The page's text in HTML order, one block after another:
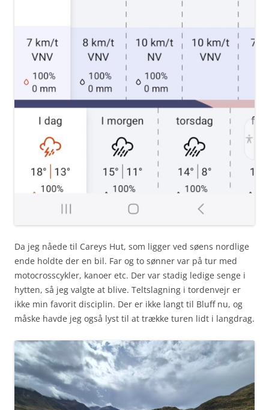
Da jeg nåede til Careys Hut, som ligger ved søens nordlige
ende holdte der en bil. Far og to sønner var på tur med
motocrosscykler, kanoer etc. Der var stadig ledige senge i
hytten, så jeg valgte at blive. Teltslagning i tordenvejr er
ikke min favorit disciplin. Der er ikke langt til Bluff nu, og
måske havde jeg også lyst til at trække turen lidt i langdrag.